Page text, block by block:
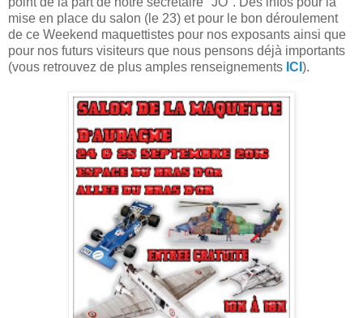
mise en place du salon (le 23) et pour le bon déroulement
de ce Weekend maquettistes pour nos exposants ainsi que
pour nos futurs visiteurs que nous pensons déjà importants
(vous retrouvez de plus amples renseignements ICI ).